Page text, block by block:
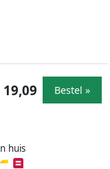
huis
19,09 Bestel »